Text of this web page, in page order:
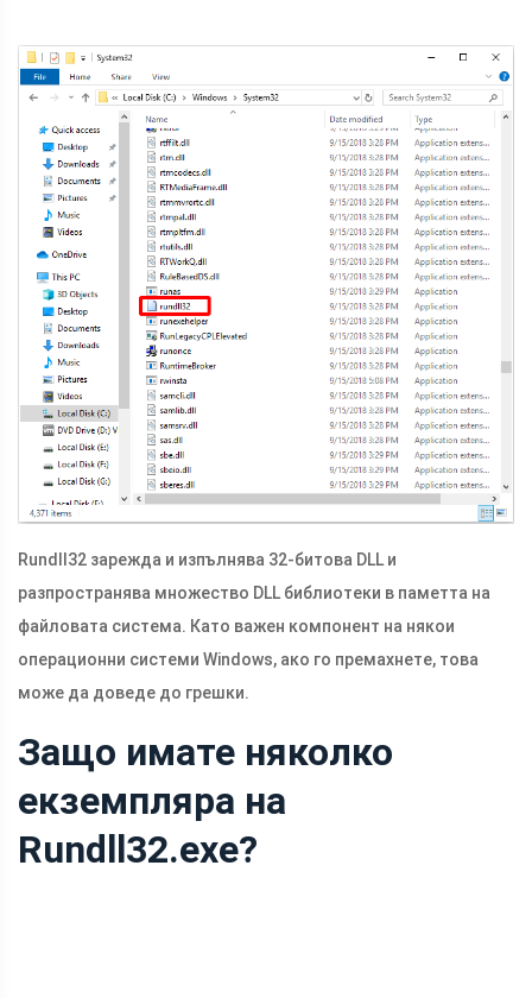
Rundll32 зарежда и изпълнява 32-битова DLL и
разпространява множество DLL библиотеки в паметта на
файловата система. Като важен компонент на някои
операционни системи Windows, ако го премахнете, това
може да доведе до грешки.
Защо имате няколко
екземпляра на
Rundll32.exe?